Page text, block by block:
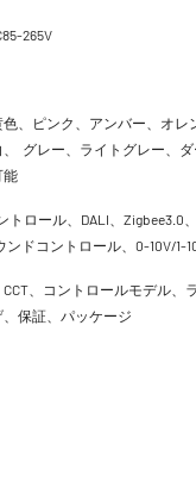
265V
、ピンク、アンバー、オレ
グレー、ライトグレー、
能
トロール、DALI、Zigbee3.0
ンドコントロール、0-10V/1-
、コントロールモデル、
保証、パッケージ